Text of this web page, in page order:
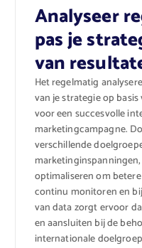
Analyseer
pas je
van
Het regelmatig
van je strategie op
voor een succesvolle
marketingcampagne.
verschillende
optimaliseren om
continu monitoren en
van data zorgt ervoor
en aansluiten bij de
internationale